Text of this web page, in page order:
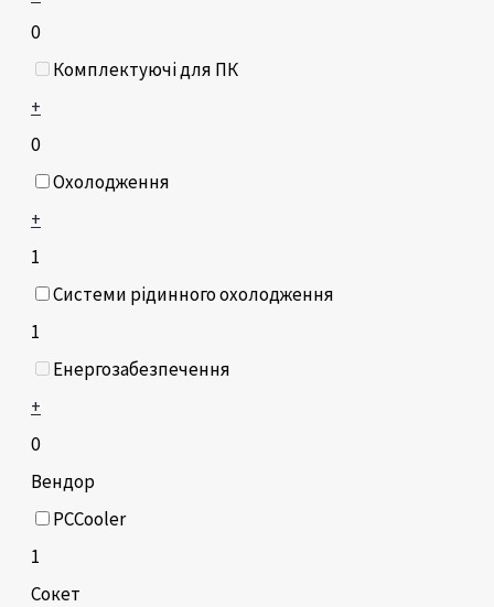
0
Комплектуючі для ПК
+
0
Охолодження
+
1
Системи рідинного охолодження
1
Енергозабезпечення
+
0
Вендор
PCCooler
1
Сокет